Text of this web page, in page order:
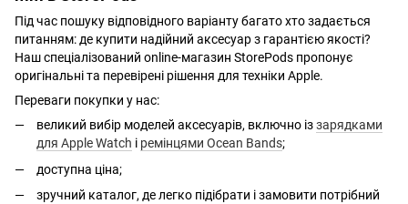
Під час пошуку відповідного варіанту багато хто задається
питанням: де купити надійний аксесуар з гарантією якості?
Наш спеціалізований online-магазин StorePods пропонує
оригінальні та перевірені рішення для техніки Apple.
Переваги покупки у нас:
великий вибір моделей аксесуарів, включно іззарядками
для Apple Watch і ремінцями Ocean Bands;
доступна ціна;
зручний каталог, де легко підібрати і замовити потрібний